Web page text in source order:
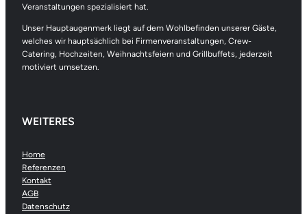
Veranstaltungen spezialisiert hat.
Unser Hauptaugenmerk liegt auf dem Wohlbefinden unserer Gäste,
welches wir hauptsächlich bei Firmenveranstaltungen, Crew-
Catering, Hochzeiten, Weihnachtsfeiern und Grillbuffets, jederzeit
motiviert umsetzen.
WEITERES
Home
Referenzen
Kontakt
AGB
Datenschutz